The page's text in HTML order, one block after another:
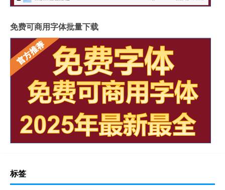
免费可商用字体批量下载
标签